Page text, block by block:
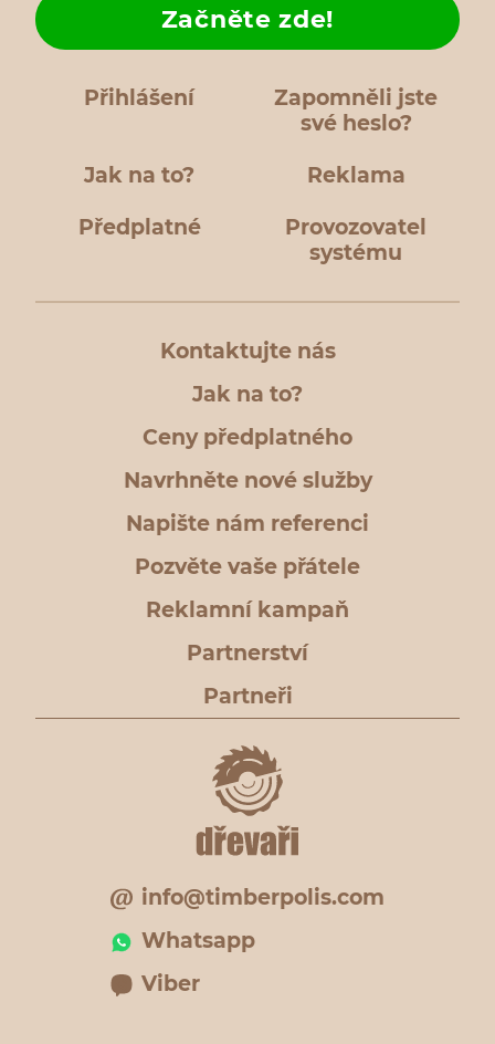
Přihlášení
Zapomněli jste
své heslo?
Jak na to?
Začněte zde!
Reklama
Předplatné
Provozovatel
systému
Kontaktujte nás
Jak na to?
Ceny předplatného
Navrhněte nové služby
Napište nám referenci
Pozvěte vaše přátele
Reklamní kampaň
Partnerství
Partneři
info@timberpolis.com
Whatsapp
Viber